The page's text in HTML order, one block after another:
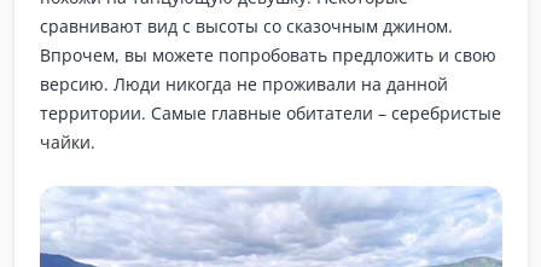
сравнивают вид с высоты со сказочным джином.
Впрочем, вы можете попробовать предложить и свою
версию. Люди никогда не проживали на данной
территории. Самые главные обитатели – серебристые
чайки.